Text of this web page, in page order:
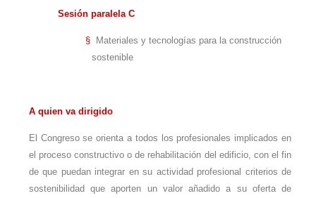
Sesión paralela C
§
Materiales y tecnologías para la construcción
sostenible
A quien va dirigido
El Congreso se orienta a todos los profesionales implicados en
el proceso constructivo o de rehabilitación del edificio, con el fin
de que puedan integrar en su actividad profesional criterios de
sostenibilidad que aporten un valor añadido a su oferta de